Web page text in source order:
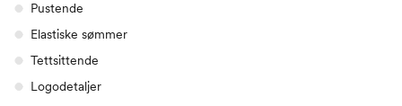
Pustende
Elastiske sømmer
Tettsittende
Logodetaljer